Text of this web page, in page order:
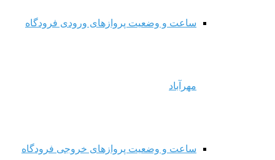
ساعت و وضعیت پروازهای ورودی فرودگاه
مهرآباد
ساعت و وضعیت پروازهای خروجی فرودگاه